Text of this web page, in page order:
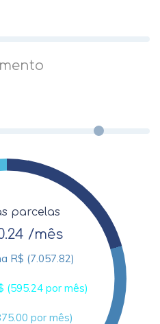
parcelas
/mês
R$ (7.057.82)
(595.24 por mês)
por mês)